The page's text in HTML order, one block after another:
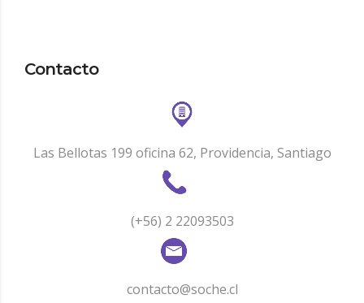
Contacto
Las Bellotas 199 oficina 62, Providencia, Santiago
(+56) 2 22093503
contacto@soche.cl